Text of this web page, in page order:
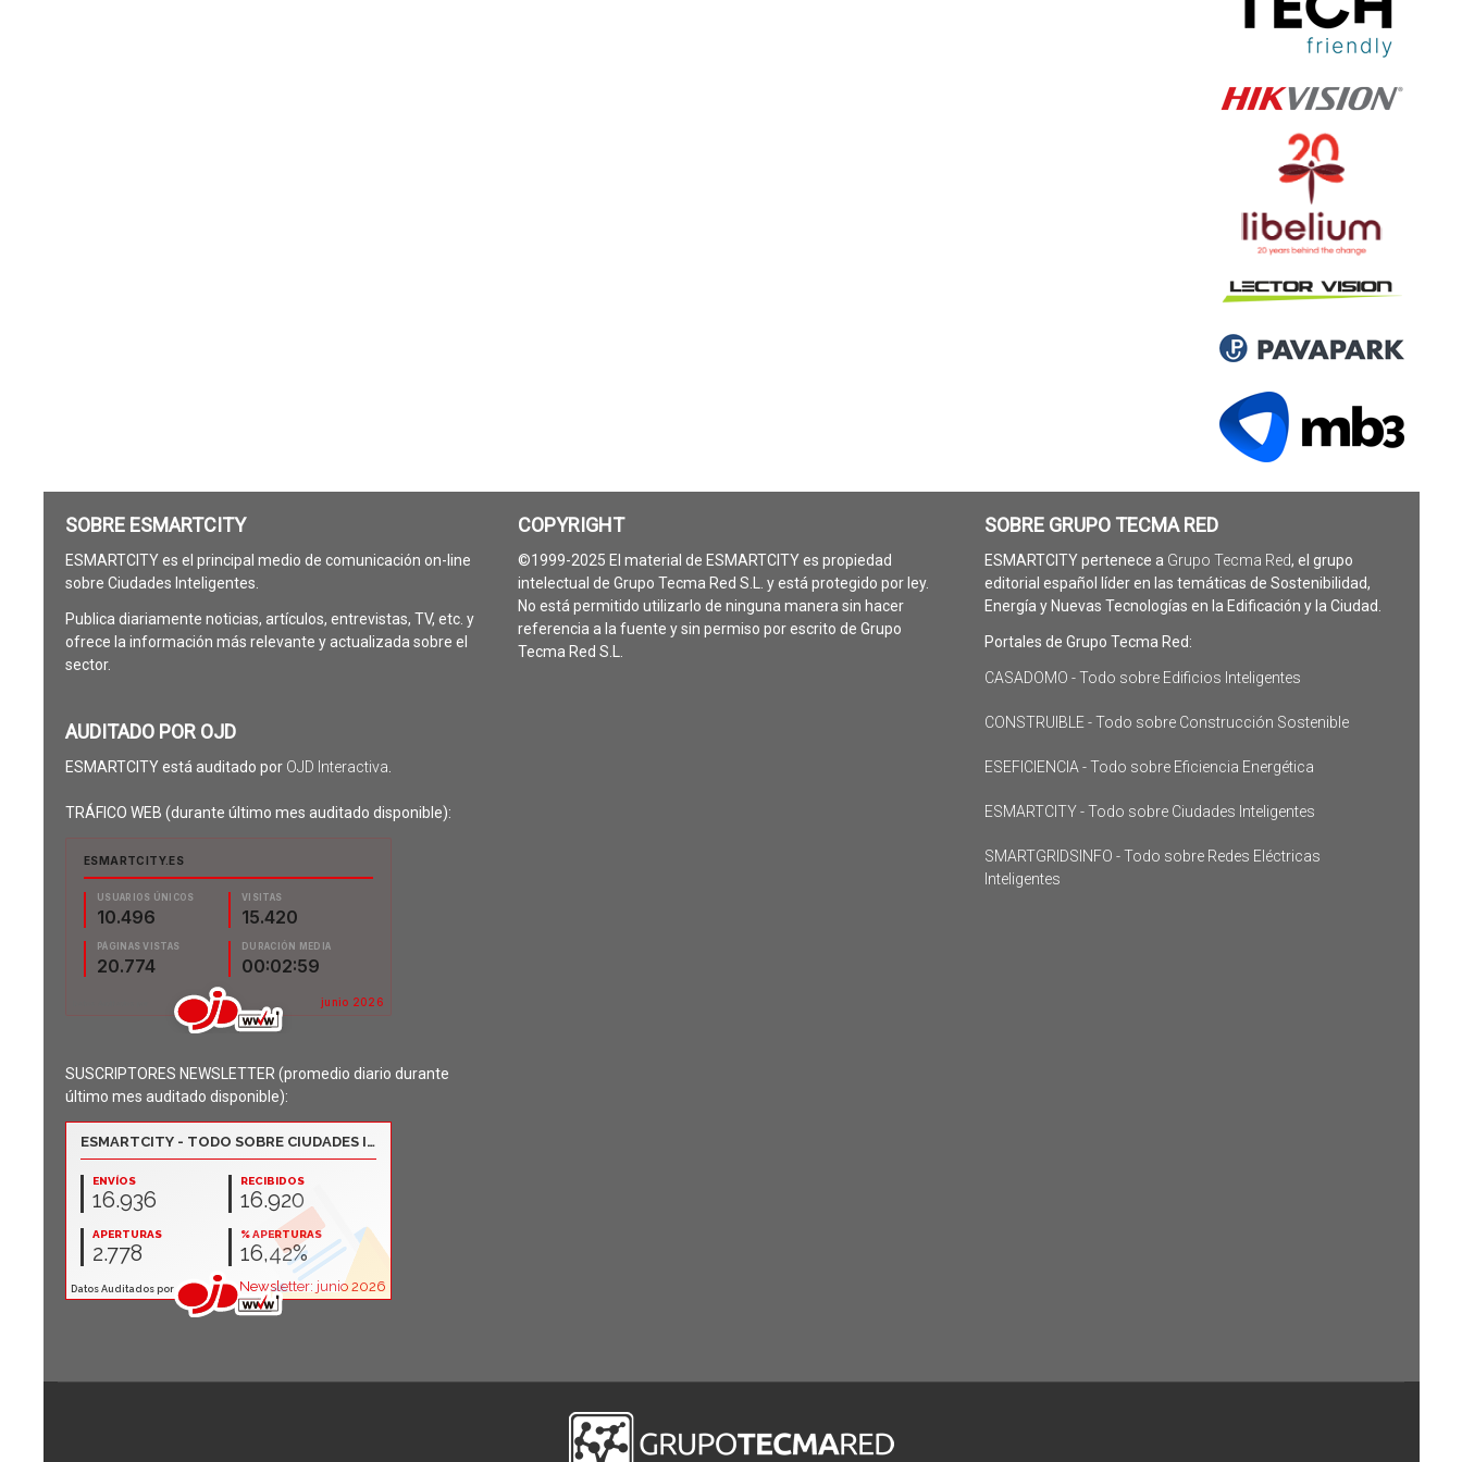
SOBRE ESMARTCITY
ESMARTCITY es el principal medio de comunicación on-line
sobre Ciudades Inteligentes.
Publica diariamente noticias, artículos, entrevistas, TV, etc. y
ofrece la información más relevante y actualizada sobre el
sector.
AUDITADO POR OJD
ESMARTCITY está auditado por OJD Interactiva
TRÁFICO WEB (durante último mes auditado disponible):
SUSCRIPTORES NEWSLETTER (promedio diario durante
último mes auditado disponible):
COPYRIGHT
©1999-2025 El material de ESMARTCITY es propiedad
intelectual de Grupo Tecma Red S.L. y está protegido por ley.
No está permitido utilizarlo de ninguna manera sin hacer
referencia a la fuente y sin permiso por escrito de Grupo
Tecma Red S.L.
SOBRE GRUPO TECMA RED
ESMARTCITY pertenece a Grupo Tecma Red, el grupo
editorial español líder en las temáticas de Sostenibilidad,
Energía y Nuevas Tecnologías en la Edificación y la Ciudad.
Portales de Grupo Tecma Red:
CASADOMO - Todo sobre Edificios Inteligentes
CONSTRUIBLE - Todo sobre Construcción Sostenible
ESEFICIENCIA - Todo sobre Eficiencia Energética
ESMARTCITY - Todo sobre Ciudades Inteligentes
SMARTGRIDSINFO - Todo sobre Redes Eléctricas
Inteligentes